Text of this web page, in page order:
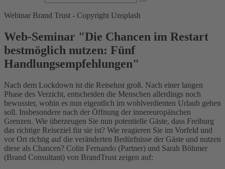
Webinar Brand Trust - Copyright Unsplash
Web-Seminar "Die Chancen im Restart
bestmöglich nutzen: Fünf
Handlungsempfehlungen"
Nach dem Lockdown ist die Reiselust groß. Nach einer langen
Phase des Verzicht, entscheiden die Menschen allerdings noch
bewusster, wohin es nun eigentlich im wohlverdienten Urlaub gehen
soll. Insbesondere nach der Öffnung der innereuropäischen
Grenzen. Wie überzeugen Sie nun potentielle Gäste, dass Freiburg
das richtige Reiseziel für sie ist? Wie reagieren Sie im Vorfeld und
vor Ort richtig auf die veränderten Bedürfnisse der Gäste und nutzen
diese als Chancen? Colin Fernando (Partner) und Sarah Böhmer
(Brand Consultant) von BrandTrust zeigen auf: